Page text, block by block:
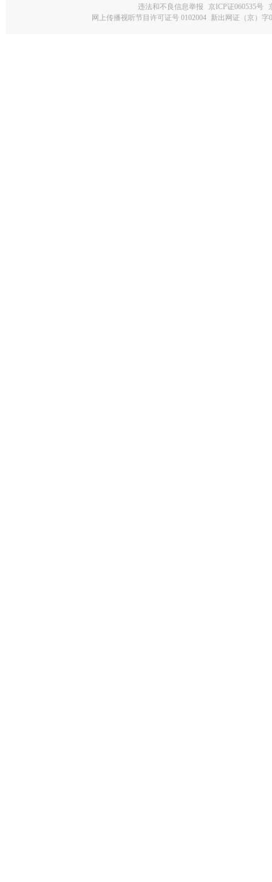
违法和不良信息举报 京ICP证060535号
网上传播视听节目许可证号 0102004 新出网证（京）